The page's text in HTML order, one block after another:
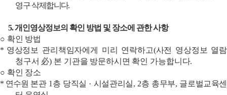
영구삭제합니다.
5.개인영상정보의 확인 방법 및 장소에 관한 사항
○ 확인 방법
* 영상정보 관리책임자에게 미리 연락하고(사전 영상정보 열람
청구서 必) 본 기관을 방문하시면 확인 가능합니다.
○ 확인 장소
* 연수원 본관1 층 당직실 · 시설관리실, 2층 총무부, 글로벌교육센